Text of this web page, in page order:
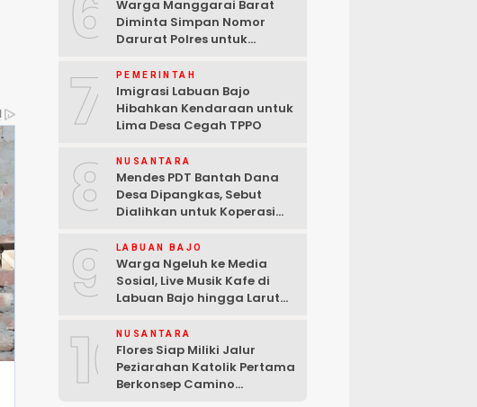
Warga Manggarai Barat
Diminta Simpan Nomor
Darurat Polres untuk
7 PEMERINTAH
Imigrasi Labuan Bajo
Hibahkan Kendaraan untuk
Lima Desa Cegah TPPO
8 NUSANTARA
Mendes PDT Bantah Dana
Desa Dipangkas, Sebut
Dialihkan untuk Koperasi
9 LABUAN BAJO
Warga Ngeluh ke Media
Sosial, Live Musik Kafe di
Labuan Bajo hingga Larut
10NUSANTARA
Flores Siap Miliki Jalur
Peziarahan Katolik Pertama
Berkonsep Camino